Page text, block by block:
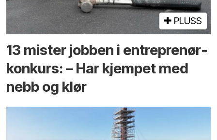
PLUSS
13 mister jobben i entreprenør­
konkurs: – Har kjempet med
nebb og klør